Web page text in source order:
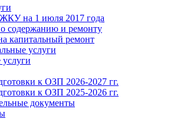
на 1 июля 2017 года
содержанию и ремонту
капитальный ремонт
услуги
к ОЗП 2026-2027 гг.
к ОЗП 2025-2026 гг.
документы